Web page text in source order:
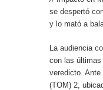
se despertó
y lo mató a
La audiencia
con las últimas
veredicto. Ante
(TOM) 2,